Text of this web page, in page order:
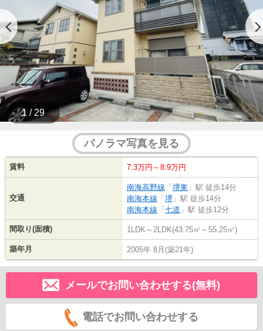
1 / 29
パノラマ写真を見る
賃料 7.3万円～8.9万円
交通
南海高野線 「 堺東 」駅 徒歩14分
南海本線 「 堺 」駅 徒歩14分
南海本線 「 七道 」駅 徒歩12分
間取り(面積) 1LDK～2LDK(43.75㎡～55.25㎡)
築年月 2005年 8月(築21年)
メールでお問い合わせする(無料)
電話でお問い合わせする